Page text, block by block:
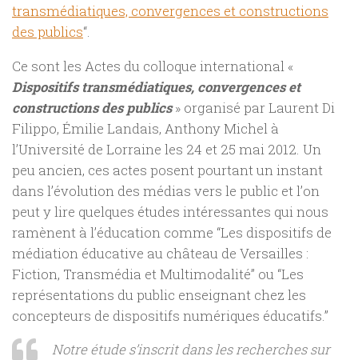
transmédiatiques, convergences et constructions
des publics“.
Ce sont les Actes du colloque international «
Dispositifs transmédiatiques, convergences et
constructions des publics » organisé par Laurent Di
Filippo, Émilie Landais, Anthony Michel à
l’Université de Lorraine les 24 et 25 mai 2012. Un
peu ancien, ces actes posent pourtant un instant
dans l’évolution des médias vers le public et l’on
peut y lire quelques études intéressantes qui nous
ramènent à l’éducation comme “Les dispositifs de
médiation éducative au château de Versailles :
Fiction, Transmédia et Multimodalité” ou “Les
représentations du public enseignant chez les
concepteurs de dispositifs numériques éducatifs.”
Notre étude s’inscrit dans les recherches sur